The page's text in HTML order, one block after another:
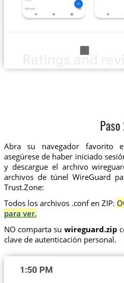
Paso
Abra su navegador favorito
asegúrese de haber iniciado
y descargue el archivo
archivos de túnel WireGuard
Trust.Zone:
Todos los archivos .conf en ZIP:
para ver.
NO comparta su wireguard.zip
clave de autenticación personal.